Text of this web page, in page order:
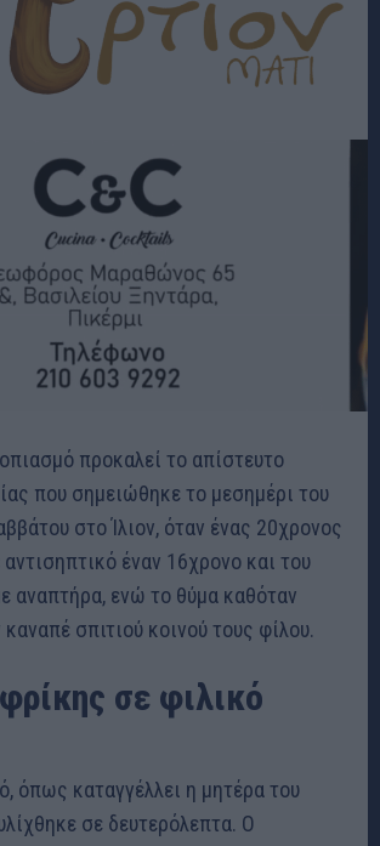
προκαλεί το απίστευτο
που σημειώθηκε το μεσημέρι του
στο Ίλιον, όταν ένας 20χρονος
έναν 16χρονο και του
αναπτήρα, ενώ το θύμα καθόταν
σπιτιού κοινού τους φίλου.
σε φιλικό
όπως καταγγέλλει η μητέρα του
σε δευτερόλεπτα. Ο